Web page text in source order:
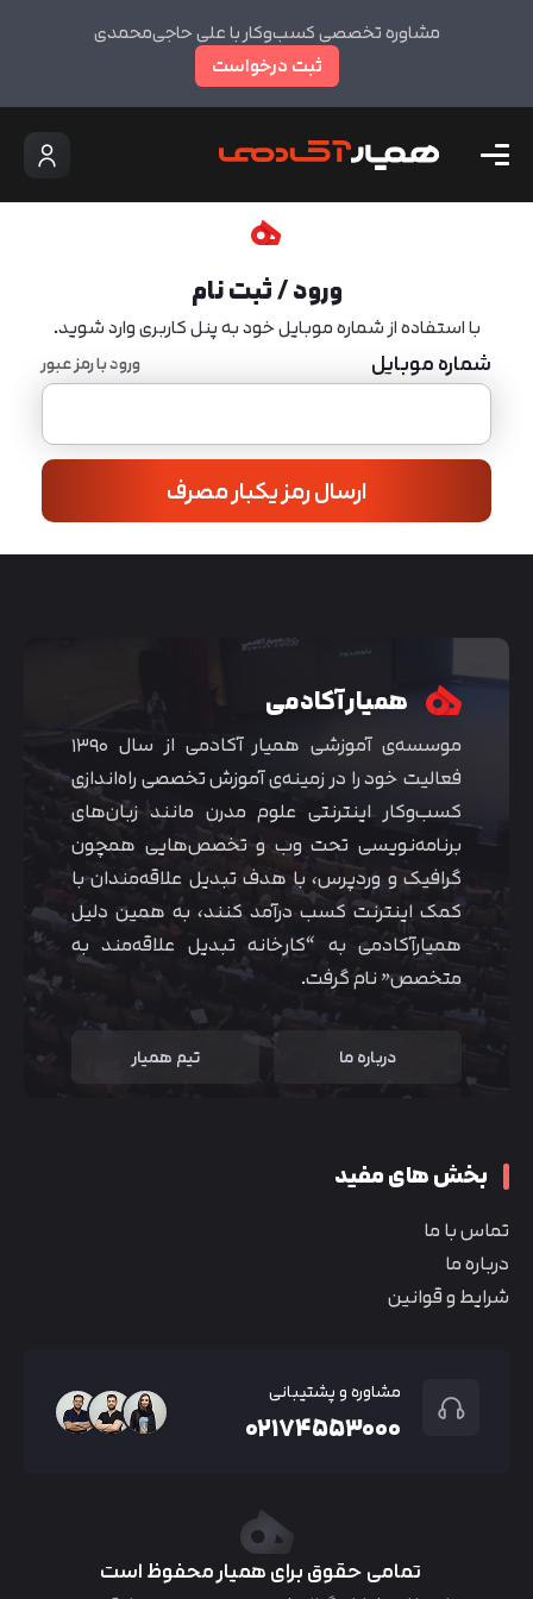
مشاوره تخصصی کسب‌وکار با علی حاجی‌محمدی
ثبت درخواست
ورود / ثبت نام
با استفاده از شماره موبایل خود به پنل کاربری وارد شوید.
شماره موبایل ورود با رمز عبور
ارسال رمز یکبار مصرف
همیار آکادمی
موسسه‌ی آموزشی همیار آکادمی از سال ۱۳۹۰
فعالیت خود را در زمینه‌ی آموزش تخصصی راه‌اندازی
کسب‌و‌کار اینترنتی علوم مدرن مانند زبان‌های
برنامه‌نویسی تحت وب و تخصص‌هایی همچون
گرافیک و وردپرس، با هدف تبدیل علاقه‌مندان با
کمک اینترنت کسب درآمد کنند، به همین دلیل
همیارآکادمی به “کارخانه تبدیل علاقه‌مند به
متخصص” نام گرفت.
درباره ما تیم همیار
بخش های مفید
تماس با ما
درباره ما
شرایط و قوانین
مشاوره و پشتیبانی
۰۲۱۷۴۵۵۳۰۰۰
تمامی حقوق برای همیار محفوظ است
متوجه شدم